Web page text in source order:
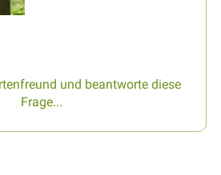
und beantworte diese
Frage...